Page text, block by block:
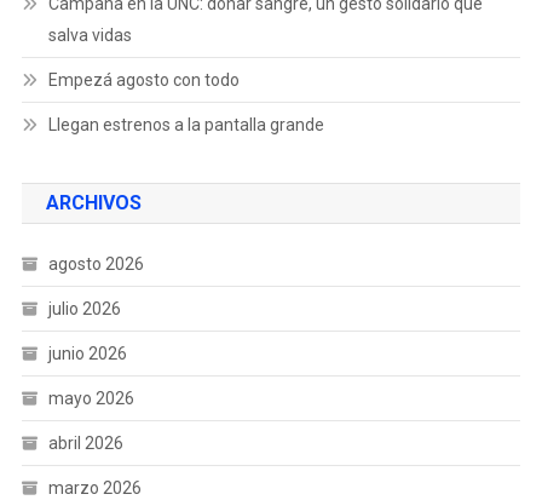
Campaña en la UNC: donar sangre, un gesto solidario que
salva vidas
Empezá agosto con todo
Llegan estrenos a la pantalla grande
ARCHIVOS
agosto 2026
julio 2026
junio 2026
mayo 2026
abril 2026
marzo 2026